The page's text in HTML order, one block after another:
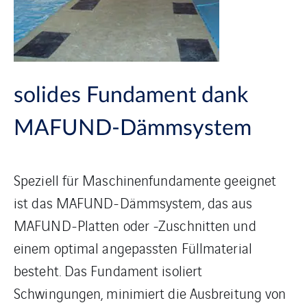
solides Fundament dank
MAFUND-Dämmsystem
Speziell für Maschinenfundamente geeignet
ist das MAFUND-Dämmsystem, das aus
MAFUND-Platten oder -Zuschnitten und
einem optimal angepassten Füllmaterial
besteht. Das Fundament isoliert
Schwingungen, minimiert die Ausbreitung von